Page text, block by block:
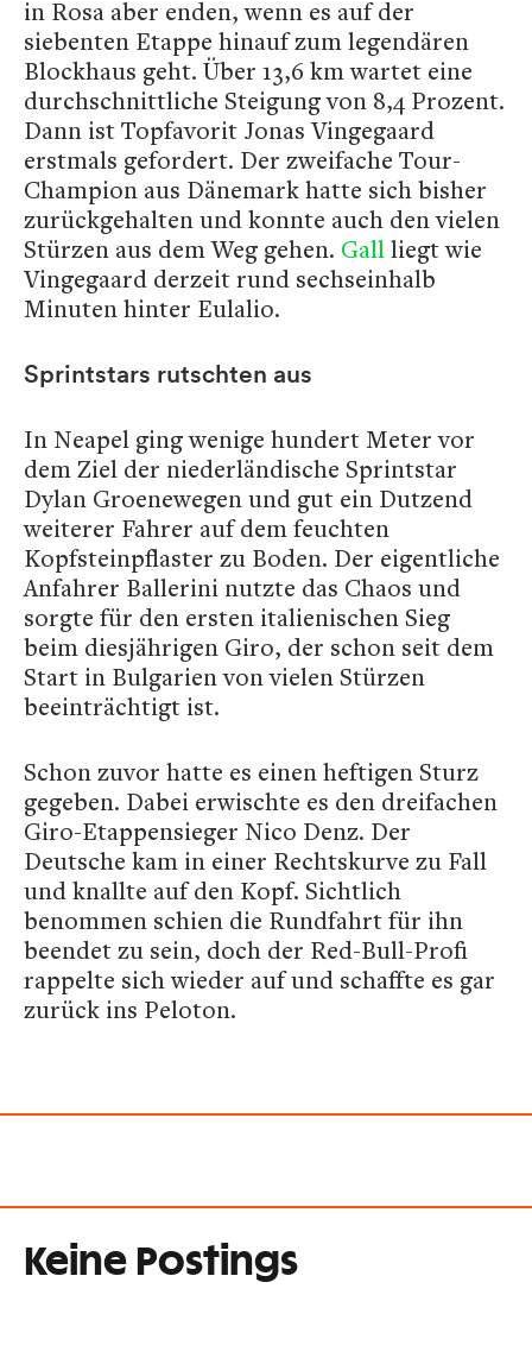
in Rosa aber enden, wenn es auf der
siebenten Etappe hinauf zum legendären
Blockhaus geht. Über 13,6 km wartet eine
durchschnittliche Steigung von 8,4 Prozent.
Dann ist Topfavorit Jonas Vingegaard
erstmals gefordert. Der zweifache Tour-
Champion aus Dänemark hatte sich bisher
zurückgehalten und konnte auch den vielen
Stürzen aus dem Weg gehen. Gallliegt wie
Vingegaard derzeit rund sechseinhalb
Minuten hinter Eulalio.
Sprintstars rutschten aus
In Neapel ging wenige hundert Meter vor
dem Ziel der niederländische Sprintstar
Dylan Groenewegen und gut ein Dutzend
weiterer Fahrer auf dem feuchten
Kopfsteinpflaster zu Boden. Der eigentliche
Anfahrer Ballerini nutzte das Chaos und
sorgte für den ersten italienischen Sieg
beim diesjährigen Giro, der schon seit dem
Start in Bulgarien von vielen Stürzen
beeinträchtigt ist.
Schon zuvor hatte es einen heftigen Sturz
gegeben. Dabei erwischte es den dreifachen
Giro-Etappensieger Nico Denz. Der
Deutsche kam in einer Rechtskurve zu Fall
und knallte auf den Kopf. Sichtlich
benommen schien die Rundfahrt für ihn
beendet zu sein, doch der Red-Bull-Profi
rappelte sich wieder auf und schaffte es gar
zurück ins Peloton.
Keine Postings